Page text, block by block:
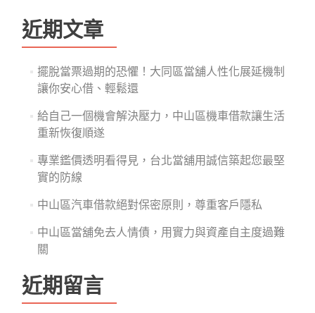
鍵
字:
近期文章
擺脫當票過期的恐懼！大同區當舖人性化展延機制
讓你安心借、輕鬆還
給自己一個機會解決壓力，中山區機車借款讓生活
重新恢復順遂
專業鑑價透明看得見，台北當舖用誠信築起您最堅
實的防線
中山區汽車借款絕對保密原則，尊重客戶隱私
中山區當舖免去人情債，用實力與資產自主度過難
關
近期留言